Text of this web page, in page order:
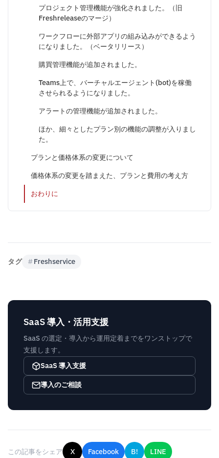
プロジェクト管理機能が強化されました。（旧
Freshreleaseのマージ）
ワークフローに外部アプリの組み込みができるよう
になりました。（ベータリリース）
購買管理機能が追加されました。
Teams上で、バーチャルエージェント(bot)を稼働
させられるようになりました。
アラートの管理機能が追加されました。
ほか、細々としたプラン別の機能の調整が入りまし
た。
プランと価格体系の変更について
価格体系の変更を踏まえた、プランと費用の考え方
おわりに
タグ #Freshservice
SaaS 導入・活用支援
SaaS の選定・導入から運用定着までをワンストップで
支援します。
SaaS 導入支援
導入のご相談
この記事をシェア X Facebook B! LINE